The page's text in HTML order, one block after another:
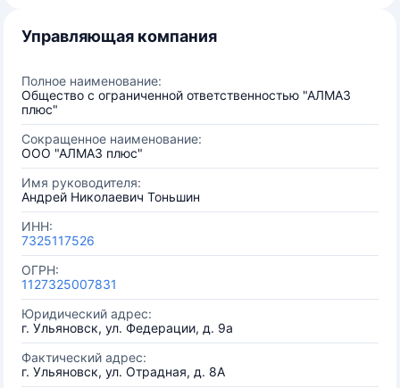
Управляющая компания
Полное наименование:
Общество с ограниченной ответственностью "АЛМАЗ
плюс"
Сокращенное наименование:
ООО "АЛМАЗ плюс"
Имя руководителя:
Андрей Николаевич Тоньшин
ИНН:
7325117526
ОГРН:
1127325007831
Юридический адрес:
г. Ульяновск, ул. Федерации, д. 9а
Фактический адрес:
г. Ульяновск, ул. Отрадная, д. 8А